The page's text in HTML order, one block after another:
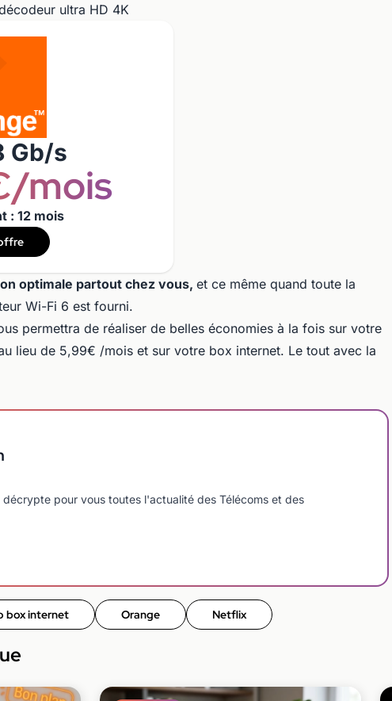
ultra HD 4K
Gb/s
mois
: 12 mois
optimale partout chez vous, et ce même quand toute la
Wi-Fi 6 est fourni.
permettra de réaliser de belles économies à la fois sur votre
lieu de 5,99€ /mois et sur votre box internet. Le tout avec la
pour vous toutes l'actualité des Télécoms et des
box internet Orange Netflix